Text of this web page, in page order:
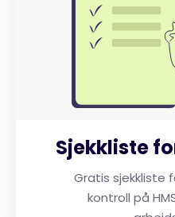
Sjekkliste
Gratis sjekkliste
kontroll på